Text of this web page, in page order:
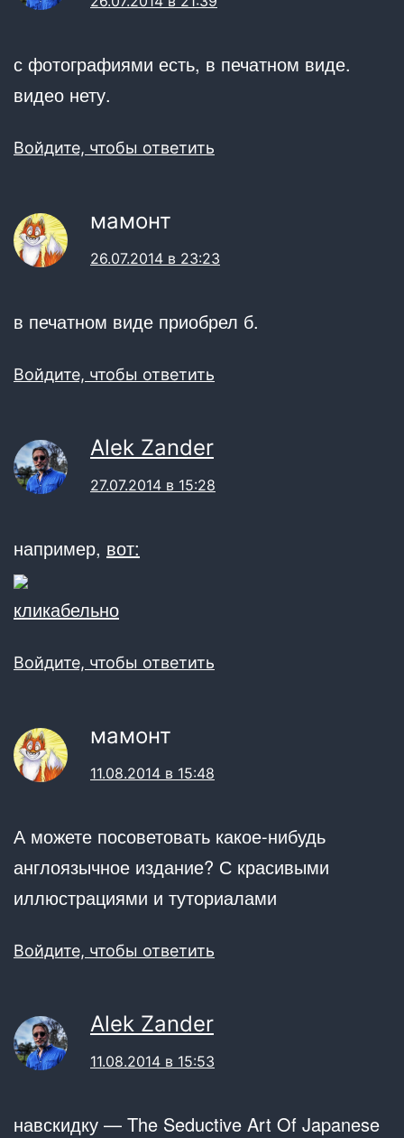
с фотографиями есть, в печатном виде.
видео нету.
Войдите, чтобы ответить
мамонт
26.07.2014 в 23:23
в печатном виде приобрел б.
Войдите, чтобы ответить
Alek Zander
27.07.2014 в 15:28
например, вот:
кликабельно
Войдите, чтобы ответить
мамонт
11.08.2014 в 15:48
А можете посоветовать какое-нибудь
англоязычное издание? С красивыми
иллюстрациями и туториалами
Войдите, чтобы ответить
Alek Zander
11.08.2014 в 15:53
навскидку — The Seductive Art Of Japanese